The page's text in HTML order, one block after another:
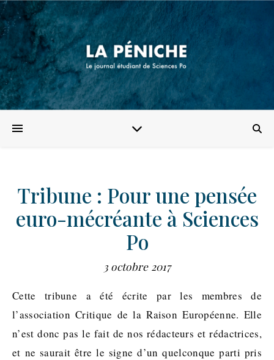
Tribune : Pour une pensée
euro-mécréante à Sciences
Po
3 octobre 2017
Cette tribune a été écrite par les membres de
l’association Critique de la Raison Européenne. Elle
n’est donc pas le fait de nos rédacteurs et rédactrices,
et ne saurait être le signe d’un quelconque parti pris